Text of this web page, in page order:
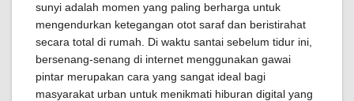
sunyi adalah momen yang paling berharga untuk
mengendurkan ketegangan otot saraf dan beristirahat
secara total di rumah. Di waktu santai sebelum tidur ini,
bersenang-senang di internet menggunakan gawai
pintar merupakan cara yang sangat ideal bagi
masyarakat urban untuk menikmati hiburan digital yang